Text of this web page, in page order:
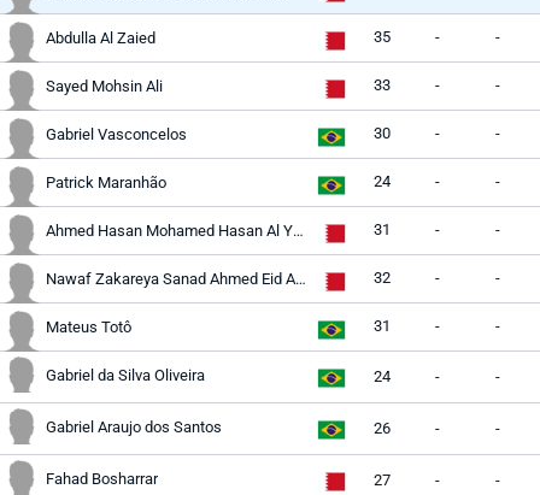
Abdulla Al Zaied 35 - -
Sayed Mohsin Ali 33 - -
Gabriel Vasconcelos 30 - -
Patrick Maranhão 24 - -
Ahmed Hasan Mohamed Hasan Al Yaqoob 31 - -
Nawaf Zakareya Sanad Ahmed Eid Al Khaldi 32 - -
Mateus Totô 31 - -
Gabriel da Silva Oliveira 24 - -
Gabriel Araujo dos Santos 26 - -
Fahad Bosharrar 27 - -